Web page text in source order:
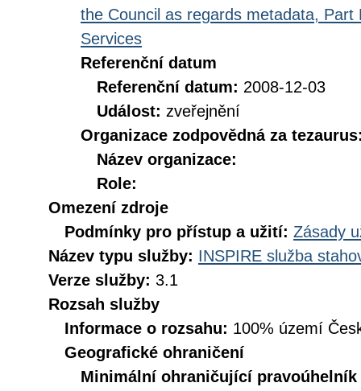
the Council as regards metadata,
Services
Referenční datum
Referenční datum: 2008-12-03
Událost: zveřejnění
Organizace zodpovědná za
Název organizace:
Role:
Omezení zdroje
Podmínky pro přístup a užití: Zásady
Název typu služby: INSPIRE služba
Verze služby: 3.1
Rozsah služby
Informace o rozsahu: 100% území
Geografické ohraničení
Minimální ohraničující pravoúhelník